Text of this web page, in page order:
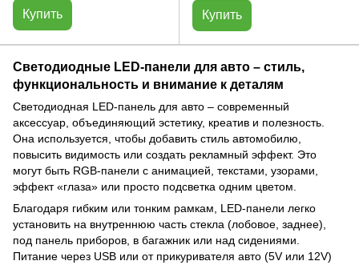
Купить Купить
Светодиодные LED-панели для авто – стиль,
функциональность и внимание к деталям
Светодиодная LED-панель для авто – современный
аксессуар, объединяющий эстетику, креатив и полезность.
Она используется, чтобы добавить стиль автомобилю,
повысить видимость или создать рекламный эффект. Это
могут быть RGB-панели с анимацией, текстами, узорами,
эффект «глаза» или просто подсветка одним цветом.
Благодаря гибким или тонким рамкам, LED-панели легко
установить на внутреннюю часть стекла (лобовое, заднее),
под панель приборов, в багажник или над сидениями.
Питание через USB или от прикуривателя авто (5V или 12V)